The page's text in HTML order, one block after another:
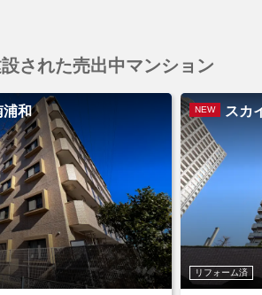
された売出中マンション
浦和 NEW スカ
リフォーム済